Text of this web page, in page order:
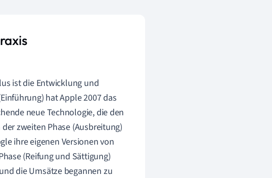
ist die Entwicklung und
hat Apple 2007 das
neue Technologie, die den
zweiten Phase (Ausbreitung)
ihre eigenen Versionen von
(Reifung und Sättigung)
die Umsätze begannen zu